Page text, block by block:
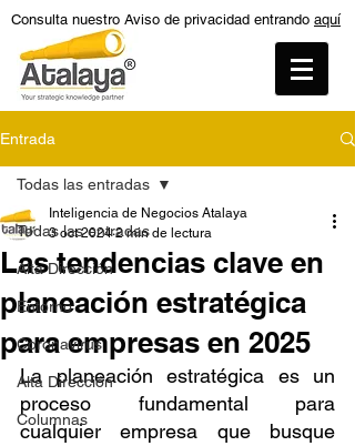
Consulta nuestro Aviso de privacidad entrando aquí
Entrada
Todas las entradas
Alta Dirección
Entorno
Coronavirus
Alta Dirección
Columnas
Todas las entradas
Las tendencias clave en
planeación estratégica
para empresas en 2025
Inteligencia de Negocios Atalaya
3 oct 2024 2 min de lectura
La planeación estratégica es un
proceso fundamental para
cualquier empresa que busque